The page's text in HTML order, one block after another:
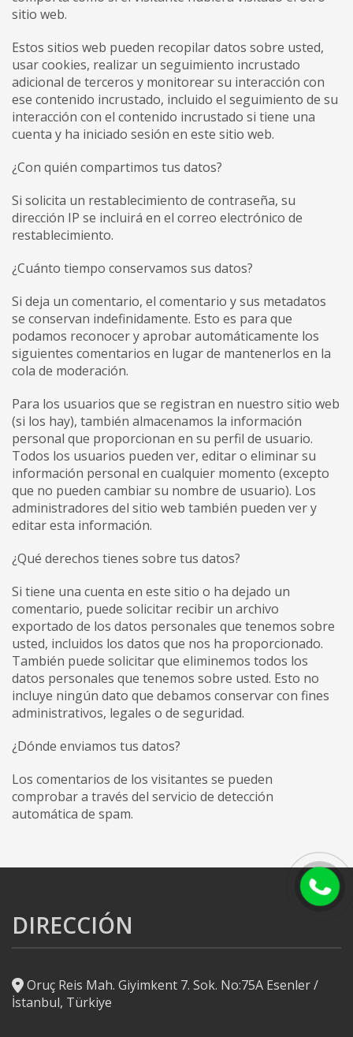
sitio web.
Estos sitios web pueden recopilar datos sobre usted,
usar cookies, realizar un seguimiento incrustado
adicional de terceros y monitorear su interacción con
ese contenido incrustado, incluido el seguimiento de su
interacción con el contenido incrustado si tiene una
cuenta y ha iniciado sesión en este sitio web.
¿Con quién compartimos tus datos?
Si solicita un restablecimiento de contraseña, su
dirección IP se incluirá en el correo electrónico de
restablecimiento.
¿Cuánto tiempo conservamos sus datos?
Si deja un comentario, el comentario y sus metadatos
se conservan indefinidamente. Esto es para que
podamos reconocer y aprobar automáticamente los
siguientes comentarios en lugar de mantenerlos en la
cola de moderación.
Para los usuarios que se registran en nuestro sitio web
(si los hay), también almacenamos la información
personal que proporcionan en su perfil de usuario.
Todos los usuarios pueden ver, editar o eliminar su
información personal en cualquier momento (excepto
que no pueden cambiar su nombre de usuario). Los
administradores del sitio web también pueden ver y
editar esta información.
¿Qué derechos tienes sobre tus datos?
Si tiene una cuenta en este sitio o ha dejado un
comentario, puede solicitar recibir un archivo
exportado de los datos personales que tenemos sobre
usted, incluidos los datos que nos ha proporcionado.
También puede solicitar que eliminemos todos los
datos personales que tenemos sobre usted. Esto no
incluye ningún dato que debamos conservar con fines
administrativos, legales o de seguridad.
¿Dónde enviamos tus datos?
Los comentarios de los visitantes se pueden
comprobar a través del servicio de detección
automática de spam.
DIRECCIÓN
Oruç Reis Mah. Giyimkent 7. Sok. No:75A Esenler /
İstanbul, Türkiye